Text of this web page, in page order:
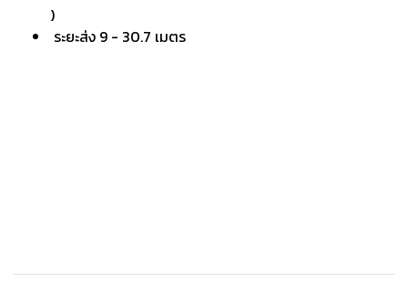
)
ระยะส่ง 9 - 30.7 เมตร